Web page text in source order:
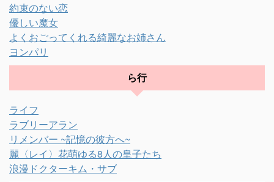
約束のない恋
優しい魔女
よくおごってくれる綺麗なお姉さん
ヨンパリ
ら行
ライフ
ラブリーアラン
リメンバー ~記憶の彼方へ~
麗〈レイ〉花萌ゆる8人の皇子たち
浪漫ドクターキム・サブ